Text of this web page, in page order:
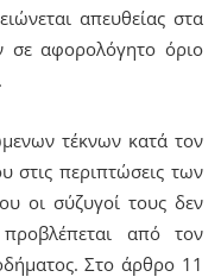
απευθείας στα
σε αφορολόγητο όριο
τέκνων κατά τον
στις περιπτώσεις των
οι σύζυγοί τους δεν
προβλέπεται από τον
Στο άρθρο 11